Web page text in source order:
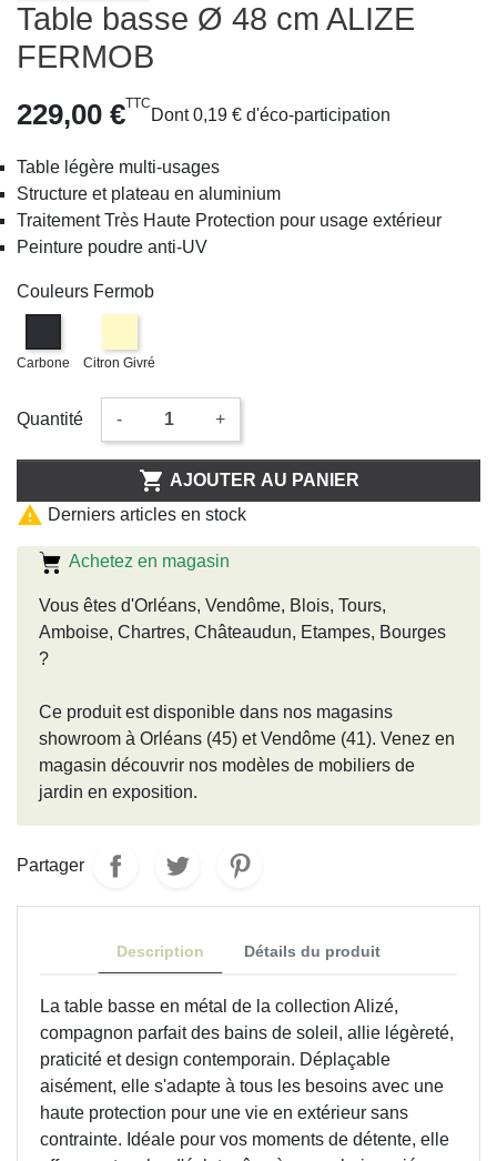
Table basse Ø 48 cm ALIZE
FERMOB
229,00 €TTC
Dont 0,19 € d'éco-participation
Table légère multi-usages
Structure et plateau en aluminium
Traitement Très Haute Protection pour usage extérieur
Peinture poudre anti-UV
Couleurs Fermob
Carbone Citron Givré
Quantité - +
 AJOUTER AU PANIER
 Derniers articles en stock
Achetez en magasin
Vous êtes d'Orléans, Vendôme, Blois, Tours,
Amboise, Chartres, Châteaudun, Etampes, Bourges
?
Ce produit est disponible dans nos magasins
showroom à Orléans (45) et Vendôme (41). Venez en
magasin découvrir nos modèles de mobiliers de
jardin en exposition.
Partager
Description Détails du produit
La table basse en métal de la collection Alizé,
compagnon parfait des bains de soleil, allie légèreté,
praticité et design contemporain. Déplaçable
aisément, elle s'adapte à tous les besoins avec une
haute protection pour une vie en extérieur sans
contrainte. Idéale pour vos moments de détente, elle